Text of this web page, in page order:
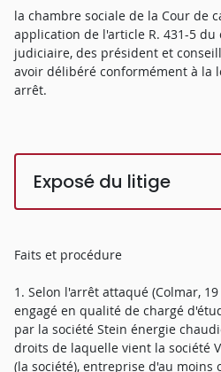
la chambre sociale de la Cour de
application de l'article R. 431-5 du
judiciaire, des président et
avoir délibéré conformément à la
arrêt.
Exposé du litige
Faits et procédure
1. Selon l'arrêt attaqué (Colmar,
engagé en qualité de chargé
par la société Stein énergie
droits de laquelle vient la société
(la société), entreprise d'au moins